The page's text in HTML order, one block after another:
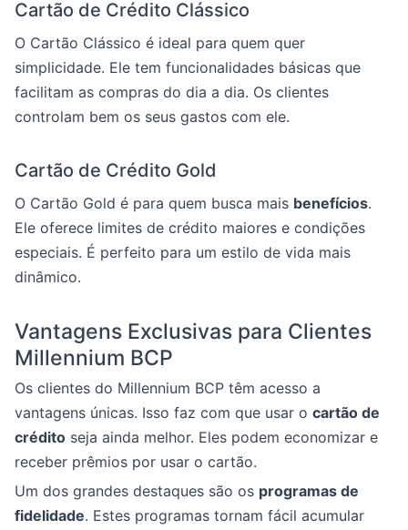
Cartão de Crédito Clássico
O Cartão Clássico é ideal para quem quer
simplicidade. Ele tem funcionalidades básicas que
facilitam as compras do dia a dia. Os clientes
controlam bem os seus gastos com ele.
Cartão de Crédito Gold
O Cartão Gold é para quem busca mais benefícios.
Ele oferece limites de crédito maiores e condições
especiais. É perfeito para um estilo de vida mais
dinâmico.
Vantagens Exclusivas para Clientes
Millennium BCP
Os clientes do Millennium BCP têm acesso a
vantagens únicas. Isso faz com que usar o cartão de
crédito seja ainda melhor. Eles podem economizar e
receber prêmios por usar o cartão.
Um dos grandes destaques são os programas de
fidelidade. Estes programas tornam fácil acumular